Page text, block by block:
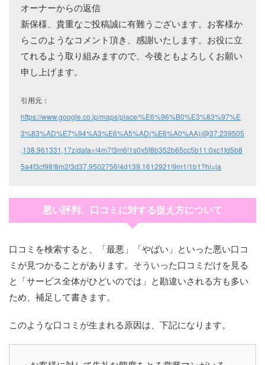
オーナーからの返信
新保様、貴重なご投稿誠に有難うございます。お客様か
らこのようなコメント頂き、感謝いたします。お役に立
てれるよう取り組みますので、今後ともよろしくお願い
申し上げます。
引用元：
https://www.google.co.jp/maps/place/%E6%96%B0%E3%83%97%E
3%83%AD%E7%94%A3%E6%A5%AD(%E6%A0%AA)/@37.239505
,138.961331,17z/data=!4m7!3m6!1s0x5f8b352b65cc5b11:0xc1fd5b8
5a4f3cf98!8m2!3d37.9502756!4d139.1612921!9m1!1b1?hl=ja
悪い評判、口コミに対する捉え方について
口コミを検索すると、「最悪」「やばい」といった悪い口コ
ミが見つかることがあります。そういった口コミだけを見る
と「サービス全体がひどいのでは」と勘違いされる方も多い
ため、補足して書きます。
このような口コミが生まれる原因は、下記になります。